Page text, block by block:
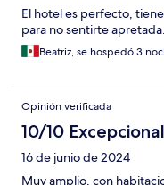
El hotel es perfecto,
para no sentirte
Beatriz, se hospedó 3
Opinión verificada
10/10 Excepcional
16 de junio de 2024
Muy amplio, con